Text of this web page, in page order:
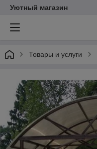
Уютный магазин
Товары и услуги